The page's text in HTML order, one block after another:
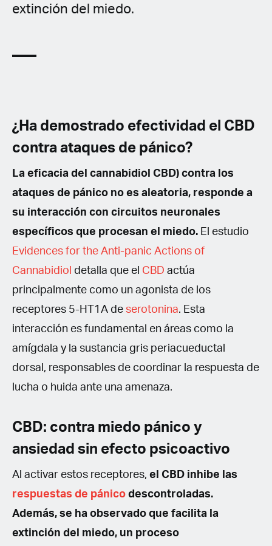
extinción del miedo.
¿Ha demostrado efectividad el CBD
contra ataques de pánico?
La eficacia del cannabidiol CBD) contra los
ataques de pánico no es aleatoria, responde a
su interacción con circuitos neuronales
específicos que procesan el miedo. El estudio
Evidences for the Anti-panic Actions of
Cannabidiol detalla que el CBD actúa
principalmente como un agonista de los
receptores 5-HT1A de serotonina. Esta
interacción es fundamental en áreas como la
amígdala y la sustancia gris periacueductal
dorsal, responsables de coordinar la respuesta de
lucha o huida ante una amenaza.
CBD: contra miedo pánico y
ansiedad sin efecto psicoactivo
Al activar estos receptores, el CBD inhibe las
respuestas de pánico descontroladas.
Además, se ha observado que facilita la
extinción del miedo, un proceso